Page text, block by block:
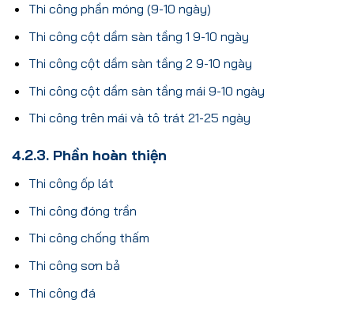
Thi công phần móng (9-10 ngày)
Thi công cột dầm sàn tầng 1 9-10 ngày
Thi công cột dầm sàn tầng 2 9-10 ngày
Thi công cột dầm sàn tầng mái 9-10 ngày
Thi công trên mái và tô trát 21-25 ngày
4.2.3. Phần hoàn thiện
Thi công ốp lát
Thi công đóng trần
Thi công chống thấm
Thi công sơn bả
Thi công đá